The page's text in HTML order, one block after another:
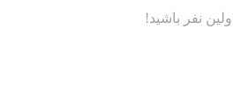
نفر باشید!